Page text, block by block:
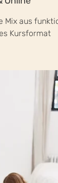
Mix aus
Kursformat